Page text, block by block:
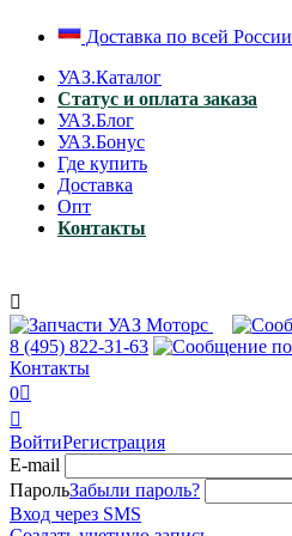
Доставка по всей России
УАЗ.Каталог
Статус и оплата заказа
УАЗ.Блог
УАЗ.Бонус
Где купить
Доставка
Опт
Контакты

8 (495) 822-31-63
Контакты
0

ВойтиРегистрация
E-mail
ПарольЗабыли пароль?
Вход через SMS